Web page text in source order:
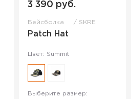
3 390 руб.
Бейсболка SKRE
Patch Hat
Цвет: Summit
Выберите размер: